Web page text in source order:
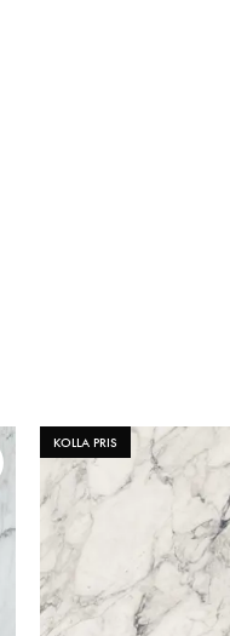
KOLLA PRIS